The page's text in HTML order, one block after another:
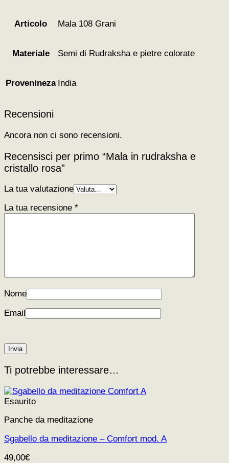
Articolo Mala 108 Grani
Materiale Semi di Rudraksha e pietre colorate
Provenineza India
Recensioni
Ancora non ci sono recensioni.
Recensisci per primo “Mala in rudraksha e
cristallo rosa”
La tua valutazione
La tua recensione *
Nome
Email
Ti potrebbe interessare…
Esaurito
Panche da meditazione
Sgabello da meditazione – Comfort mod. A
49,00€